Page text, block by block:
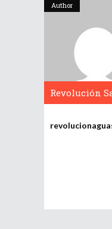
Author
Revolución